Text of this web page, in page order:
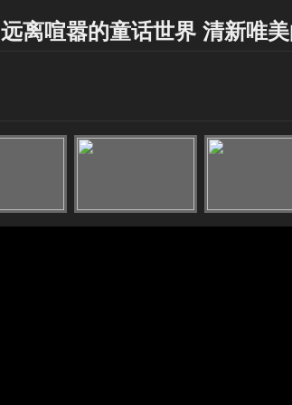
远离喧嚣的童话世界 清新唯